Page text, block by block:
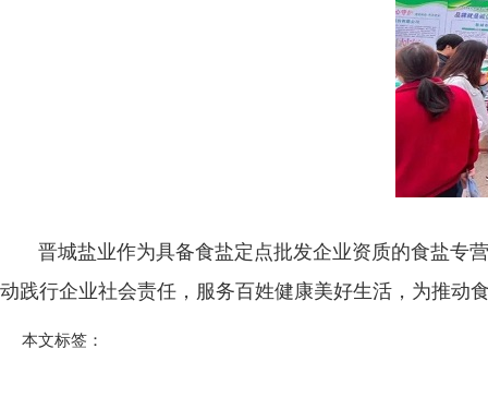
晋城盐业作为具备食盐定点批发企业资质的食盐专营
动践行企业社会责任，服务百姓健康美好生活，为推动
本文标签：